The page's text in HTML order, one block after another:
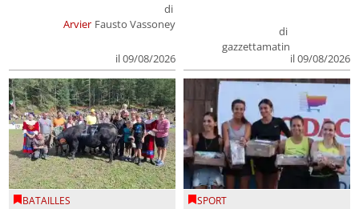
Arvier
di
Fausto Vassoney
il 09/08/2026
di
gazzettamatin
il 09/08/2026
BATAILLES SPORT